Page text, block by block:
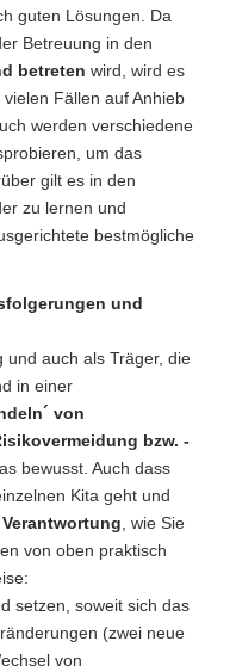
guten Lösungen. Da
Betreuung in den
betreten wird, wird es
Fällen auf Anhieb
werden verschiedene
um das
gilt es in den
zu lernen und
bestmögliche
und
und auch als Träger, die
in einer
von
bzw. -
bewusst. Auch dass
Kita geht und
, wie Sie
von oben praktisch
setzen, soweit sich das
(zwei neue
von